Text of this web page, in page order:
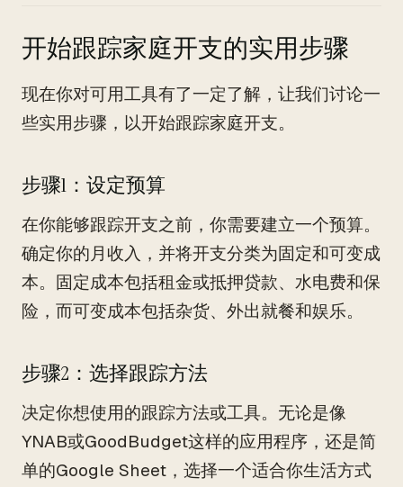
开始跟踪家庭开支的实用步骤
现在你对可用工具有了一定了解，让我们讨论一
些实用步骤，以开始跟踪家庭开支。
步骤1：设定预算
在你能够跟踪开支之前，你需要建立一个预算。
确定你的月收入，并将开支分类为固定和可变成
本。固定成本包括租金或抵押贷款、水电费和保
险，而可变成本包括杂货、外出就餐和娱乐。
步骤2：选择跟踪方法
决定你想使用的跟踪方法或工具。无论是像
YNAB或GoodBudget这样的应用程序，还是简
单的Google Sheet，选择一个适合你生活方式